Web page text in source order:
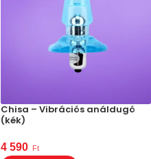
Chisa – Vibrációs análdugó
(kék)
4 590 Ft